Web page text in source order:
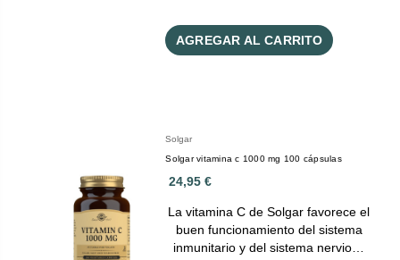
AGREGAR AL CARRITO
Solgar
Solgar vitamina c 1000 mg 100 cápsulas
24,95 €
La vitamina C de Solgar favorece el
buen funcionamiento del sistema
inmunitario y del sistema nervio…